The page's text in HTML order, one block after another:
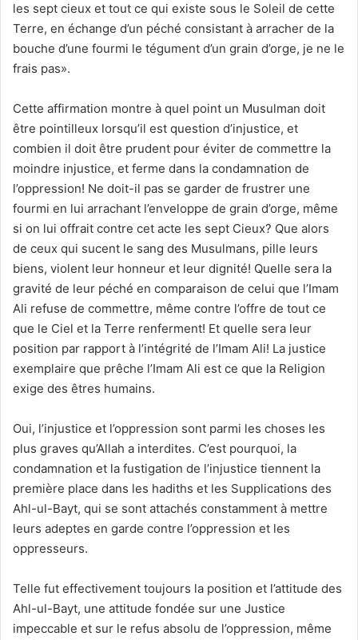
les sept cieux et tout ce qui existe sous le Soleil de cette
Terre, en échange d’un péché consistant à arracher de la
bouche d’une fourmi le tégument d’un grain d’orge, je ne le
frais pas».
Cette affirmation montre à quel point un Musulman doit
être pointilleux lorsqu’il est question d’injustice, et
combien il doit être prudent pour éviter de commettre la
moindre injustice, et ferme dans la condamnation de
l’oppression! Ne doit-il pas se garder de frustrer une
fourmi en lui arrachant l’enveloppe de grain d’orge, même
si on lui offrait contre cet acte les sept Cieux? Que alors
de ceux qui sucent le sang des Musulmans, pille leurs
biens, violent leur honneur et leur dignité! Quelle sera la
gravité de leur péché en comparaison de celui que l’Imam
Ali refuse de commettre, même contre l’offre de tout ce
que le Ciel et la Terre renferment! Et quelle sera leur
position par rapport à l’intégrité de l’Imam Ali! La justice
exemplaire que prêche l’Imam Ali est ce que la Religion
exige des êtres humains.
Oui, l’injustice et l’oppression sont parmi les choses les
plus graves qu’Allah a interdites. C’est pourquoi, la
condamnation et la fustigation de l’injustice tiennent la
première place dans les hadiths et les Supplications des
Ahl-ul-Bayt, qui se sont attachés constamment à mettre
leurs adeptes en garde contre l’oppression et les
oppresseurs.
Telle fut effectivement toujours la position et l’attitude des
Ahl-ul-Bayt, une attitude fondée sur une Justice
impeccable et sur le refus absolu de l’oppression, même